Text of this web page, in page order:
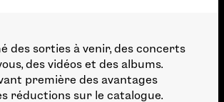
des sorties à venir, des concerts
des vidéos et des albums.
première des avantages
réductions sur le catalogue.